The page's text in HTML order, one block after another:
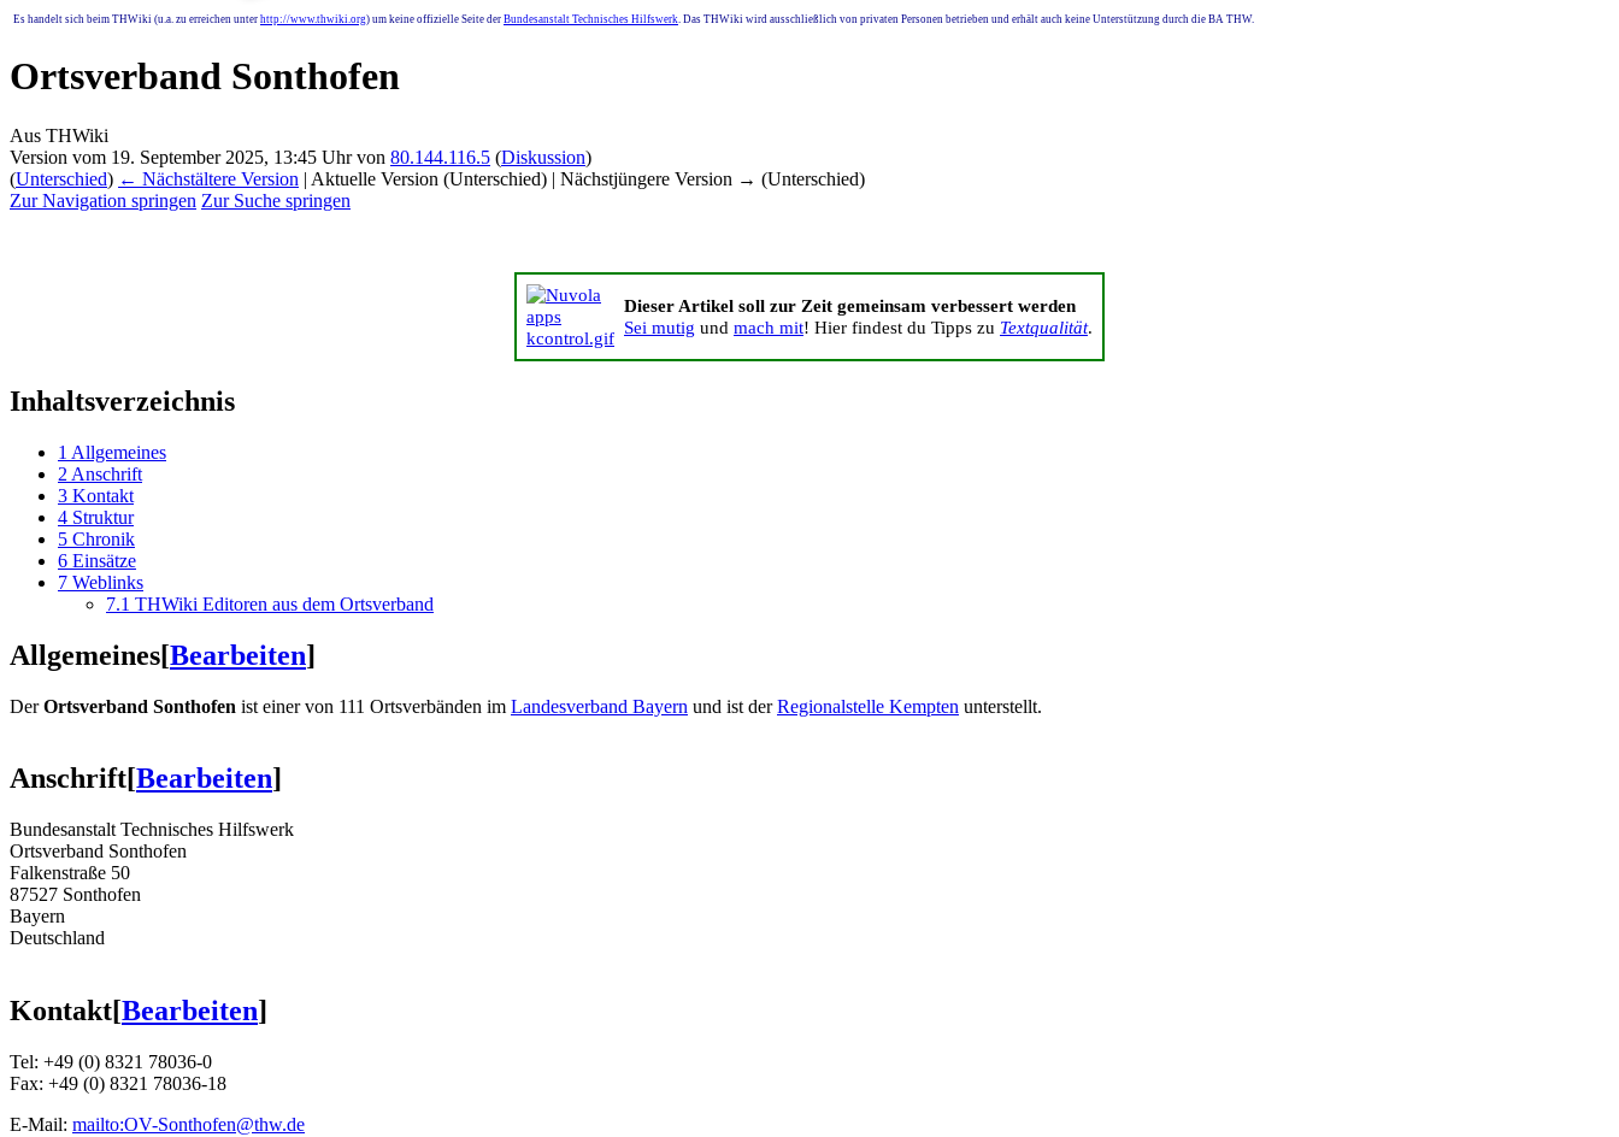
Es handelt sich beim THWiki (u.a. zu erreichen unter http://www.thwiki.org) um keine offizielle Seite der Bundesanstalt Technisches Hilfswerk. Das THWiki wird ausschließlich von privaten Personen betrieben und erhält auch keine Unterstützung durch die BA THW.
Ortsverband Sonthofen
Aus THWiki
Version vom 19. September 2025, 13:45 Uhr von 80.144.116.5 (Diskussion)
(Unterschied) ← Nächstältere Version | Aktuelle Version (Unterschied) | Nächstjüngere Version → (Unterschied)
Zur Navigation springen Zur Suche springen
Dieser Artikel soll zur Zeit gemeinsam verbessert werden
Sei mutig und mach mit! Hier findest du Tipps zu Textqualität.
Inhaltsverzeichnis
1 Allgemeines
2 Anschrift
3 Kontakt
4 Struktur
5 Chronik
6 Einsätze
7 Weblinks
7.1 THWiki Editoren aus dem Ortsverband
Allgemeines[Bearbeiten]
DerOrtsverband Sonthofen ist einer von 111 Ortsverbänden im Landesverband Bayern und ist derRegionalstelle Kempten unterstellt.
Anschrift[Bearbeiten]
Bundesanstalt Technisches Hilfswerk
Ortsverband Sonthofen
Falkenstraße 50
87527 Sonthofen
Bayern
Deutschland
Kontakt[Bearbeiten]
Tel: +49 (0) 8321 78036-0
Fax: +49 (0) 8321 78036-18
E-Mail: mailto:OV-Sonthofen@thw.de